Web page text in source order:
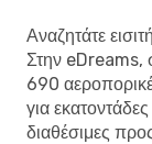
Αναζητάτε
Στην eDreams,
690
για
διαθέσιμες